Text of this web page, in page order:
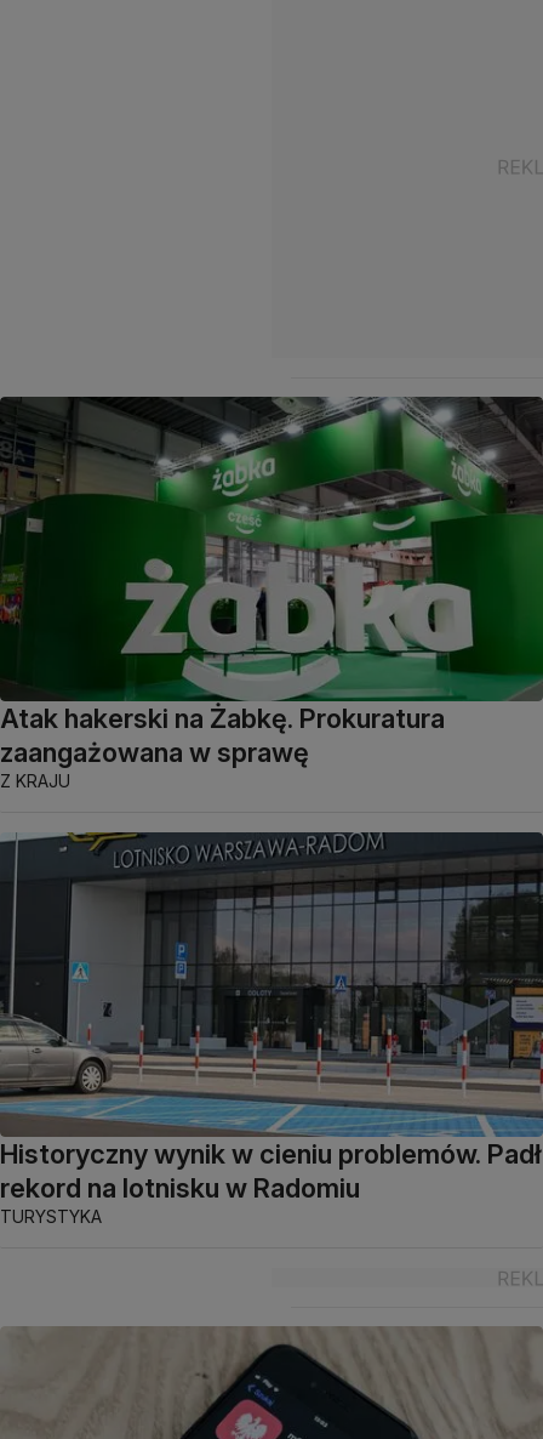
Atak hakerski na Żabkę. Prokuratura
zaangażowana w sprawę
Z KRAJU
Historyczny wynik w cieniu problemów. Padł
rekord na lotnisku w Radomiu
TURYSTYKA